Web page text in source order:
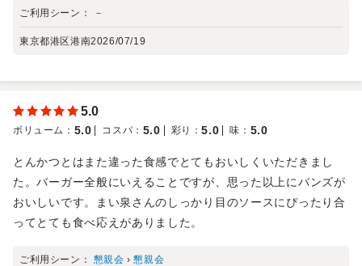
ご利用シーン： －
東京都港区港南2026/07/19
5.0
ボリューム ： 5.0 コスパ ： 5.0 彩り ：5.0 味 ： 5.0
とんかつとはまた違った食感でとてもおいしくいただきまし
た。バーガー全般にいえることですが、思った以上にバンズが
おいしいです。まい泉さんのしっかり目のソースにぴったり合
ってとても食べ応えがありました。
ご利用シーン： 懇親会 ›懇親会